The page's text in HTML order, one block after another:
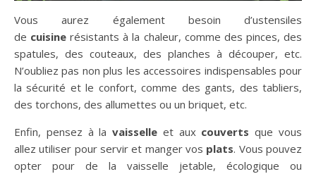
Vous aurez également besoin d’ustensiles
de cuisine résistants à la chaleur, comme des pinces, des
spatules, des couteaux, des planches à découper, etc.
N’oubliez pas non plus les accessoires indispensables pour
la sécurité et le confort, comme des gants, des tabliers,
des torchons, des allumettes ou un briquet, etc.
Enfin, pensez à lavaisselle et aux couverts que vous
allez utiliser pour servir et manger vos plats. Vous pouvez
opter pour de la vaisselle jetable, écologique ou